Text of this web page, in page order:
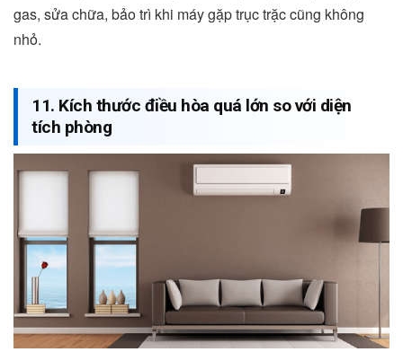
gas, sửa chữa, bảo trì khi máy gặp trục trặc cũng không
nhỏ.
11. Kích thước điều hòa quá lớn so với diện
tích phòng